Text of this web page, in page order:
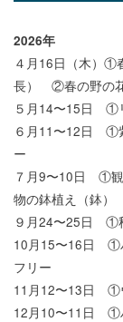
2026年
４月16日（木）①
長） ②春の野の花
５月14〜15日 ①
６月11〜12日 ①
ー
７月9〜10日 ①
物の鉢植え（鉢）
９月24〜25日 ①
10月15〜16日 ①
フリー
11月12〜13日 ①
12月10〜11日 ①